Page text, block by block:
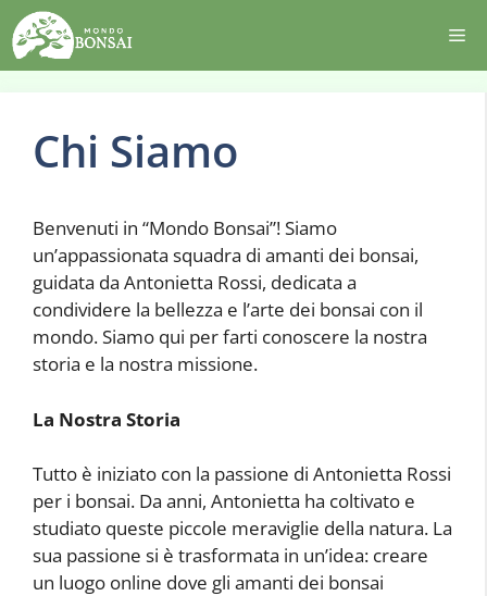
Vai
al
contenuto
Chi Siamo
Benvenuti in “Mondo Bonsai”! Siamo
un’appassionata squadra di amanti dei bonsai,
guidata da Antonietta Rossi, dedicata a
condividere la bellezza e l’arte dei bonsai con il
mondo. Siamo qui per farti conoscere la nostra
storia e la nostra missione.
La Nostra Storia
Tutto è iniziato con la passione di Antonietta Rossi
per i bonsai. Da anni, Antonietta ha coltivato e
studiato queste piccole meraviglie della natura. La
sua passione si è trasformata in un’idea: creare
un luogo online dove gli amanti dei bonsai